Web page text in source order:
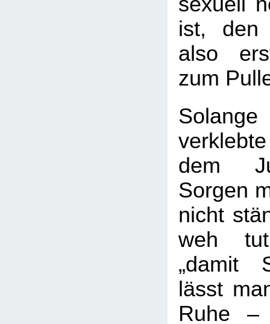
ist, den
also
zum
dem
Sorgen
nicht
weh
„damit
lässt
Ruhe –